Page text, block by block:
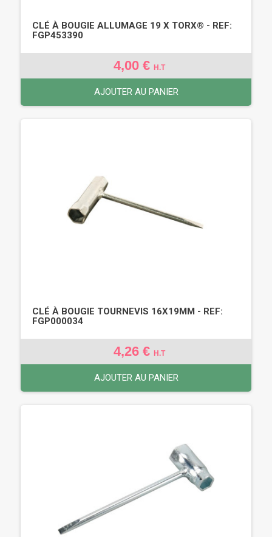
CLÉ À BOUGIE ALLUMAGE 19 X TORX® - REF:
FGP453390
4,00 € H.T
AJOUTER AU PANIER
CLÉ À BOUGIE TOURNEVIS 16X19MM - REF:
FGP000034
4,26 € H.T
AJOUTER AU PANIER